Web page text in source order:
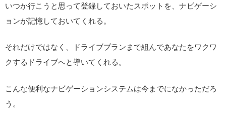
いつか行こうと思って登録しておいたスポットを、ナビゲーシ
ョンが記憶しておいてくれる。
それだけではなく、ドライブプランまで組んであなたをワクワ
クするドライブへと導いてくれる。
こんな便利なナビゲーションシステムは今までになかっただろ
う。